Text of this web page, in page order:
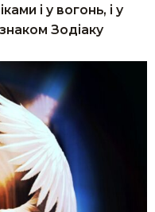
і у вогонь, і у
Зодіаку